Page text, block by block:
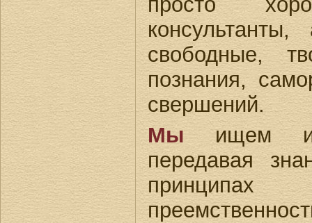
свободные,
познания,
свершений.
Мыищем и
передавая
принципах